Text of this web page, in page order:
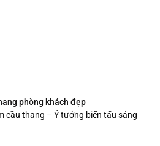
phòng khách đẹp
cầu thang – Ý tưởng biến tấu sáng